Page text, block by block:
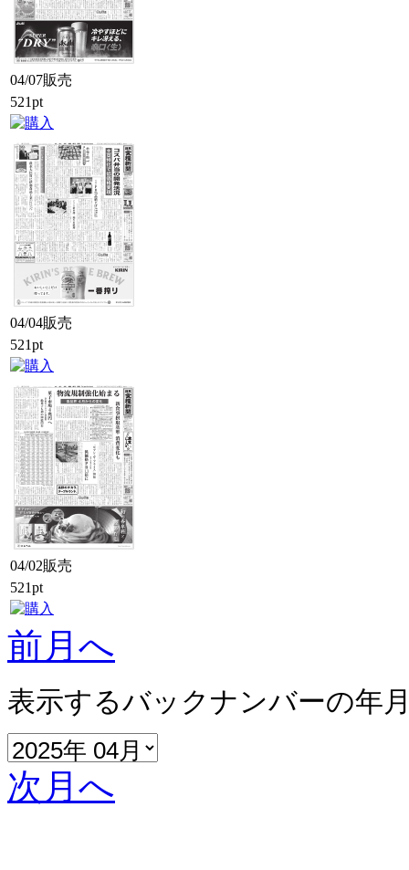
04/07販売
521pt
04/04販売
521pt
04/02販売
521pt
前月へ
表示するバックナンバーの年
次月へ